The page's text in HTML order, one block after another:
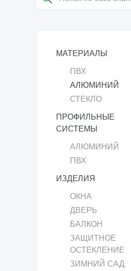
МАТЕРИАЛЫ
ПВХ
АЛЮМИНИЙ
СТЕКЛО
ПРОФИЛЬНЫЕ
СИСТЕМЫ
АЛЮМИНИЙ
ПВХ
ИЗДЕЛИЯ
ОКНА
ДВЕРЬ
БАЛКОН
ЗАЩИТНОЕ
ОСТЕКЛЕНИЕ
ЗИМНИЙ САД